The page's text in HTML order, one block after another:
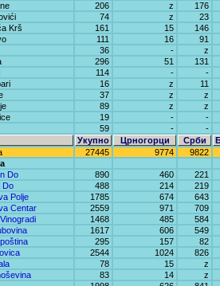
206 z
176
74 z
23
Krš 161 15
146
111 16
91
36 -
z
296 51
131
114 -
-
16 z
11
37 z
z
89 z
z
19 -
-
59 -
-
Укупно
Црногорци Срби
27445 9774
9822
Do 890 460
221
Do 488 214
219
Polje 1785 674
643
Centar 2559 971
709
1468 485
584
1617 606
549
295 157
82
2544 1024
826
78 15
z
83 14
z